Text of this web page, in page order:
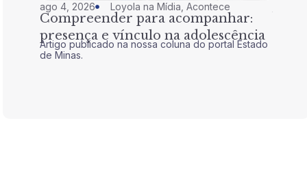
ago 4, 2026 Loyola na Mídia ,Acontece
Compreender para acompanhar:
presença e vínculo na adolescência
Artigo publicado na nossa coluna do portal Estado
de Minas.